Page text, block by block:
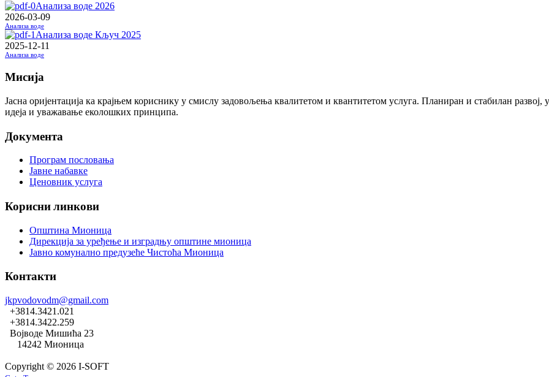
Анализа воде 2026
2026-03-09
Анализа воде
Анализа воде Кључ 2025
2025-12-11
Анализа воде
Мисија
Јасна оријентација ка крајњем кориснику у смислу задовољења квалитетом и квантитетом услуга. Планиран и стабилан
идеја и уважавање еколошких принципа.
Документа
Програм пословања
Јавне набавке
Ценовник услуга
Корисни линкови
Општина Мионица
Дирекција за уређење и изградњу општине мионица
Јавно комунално предузеће Чистоћа Мионица
Контакти
jkpvodovodm@gmail.com
+3814.3421.021
+3814.3422.259
Војводе Мишића 23
14242 Мионица
Copyright © 2026 I-SOFT